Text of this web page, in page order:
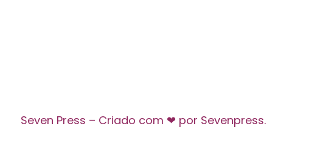
Seven Press – Criado com ❤ por Sevenpress.